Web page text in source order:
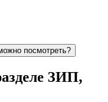
посмотреть?
ЗИП,